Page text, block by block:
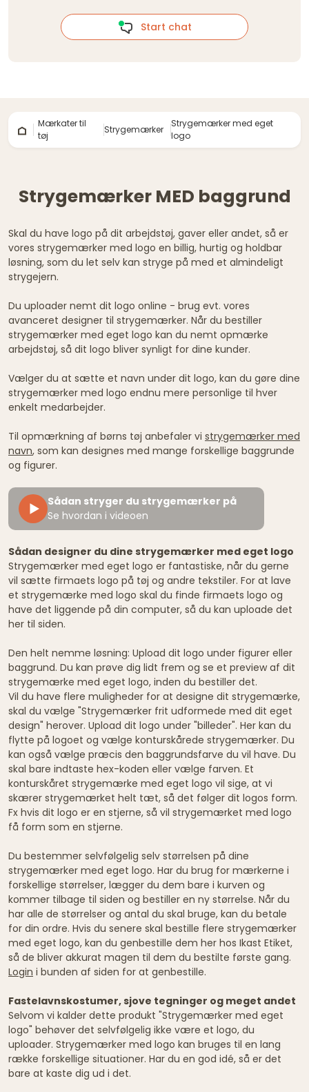
Start chat
Mærkater til
tøj
Strygemærker
Strygemærker med eget
logo
Strygemærker MED baggrund
Skal du have logo på dit arbejdstøj, gaver eller andet, så er
vores strygemærker med logo en billig, hurtig og holdbar
løsning, som du let selv kan stryge på med et almindeligt
strygejern.
Du uploader nemt dit logo online - brug evt. vores
avanceret designer til strygemærker. Når du bestiller
strygemærker med eget logo kan du nemt opmærke
arbejdstøj, så dit logo bliver synligt for dine kunder.
Vælger du at sætte et navn under dit logo, kan du gøre dine
strygemærker med logo endnu mere personlige til hver
enkelt medarbejder.
Til opmærkning af børns tøj anbefaler vi strygemærker med
navn, som kan designes med mange forskellige baggrunde
og figurer.
Sådan stryger du strygemærker på
Se hvordan i videoen
Sådan designer du dine strygemærker med eget logo
Strygemærker med eget logo er fantastiske, når du gerne
vil sætte firmaets logo på tøj og andre tekstiler. For at lave
et strygemærke med logo skal du finde firmaets logo og
have det liggende på din computer, så du kan uploade det
her til siden.
Den helt nemme løsning: Upload dit logo under figurer eller
baggrund. Du kan prøve dig lidt frem og se et preview af dit
strygemærke med eget logo, inden du bestiller det.
Vil du have flere muligheder for at designe dit strygemærke,
skal du vælge "Strygemærker frit udformede med dit eget
design" herover. Upload dit logo under "billeder". Her kan du
flytte på logoet og vælge konturskårede strygemærker. Du
kan også vælge præcis den baggrundsfarve du vil have. Du
skal bare indtaste hex-koden eller vælge farven. Et
konturskåret strygemærke med eget logo vil sige, at vi
skærer strygemærket helt tæt, så det følger dit logos form.
Fx hvis dit logo er en stjerne, så vil strygemærket med logo
få form som en stjerne.
Du bestemmer selvfølgelig selv størrelsen på dine
strygemærker med eget logo. Har du brug for mærkerne i
forskellige størrelser, lægger du dem bare i kurven og
kommer tilbage til siden og bestiller en ny størrelse. Når du
har alle de størrelser og antal du skal bruge, kan du betale
for din ordre. Hvis du senere skal bestille flere strygemærker
med eget logo, kan du genbestille dem her hos Ikast Etiket,
så de bliver akkurat magen til dem du bestilte første gang.
Login i bunden af siden for at genbestille.
Fastelavnskostumer, sjove tegninger og meget andet
Selvom vi kalder dette produkt "Strygemærker med eget
logo" behøver det selvfølgelig ikke være et logo, du
uploader. Strygemærker med logo kan bruges til en lang
række forskellige situationer. Har du en god idé, så er det
bare at kaste dig ud i det.